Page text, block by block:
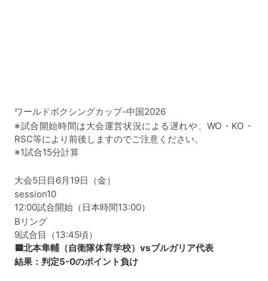
ワールドボクシングカップ-中国2026
※試合開始時間は大会運営状況による遅れや、WO・KO・
RSC等により前後しますのでご注意ください。
※1試合15分計算
大会5日目6月19日（金）
session10
12:00試合開始（日本時間13:00）
Bリング
9試合目（13:45頃）
🟦北本隼輔（自衛隊体育学校）vsブルガリア代表
結果：判定5-0のポイント負け